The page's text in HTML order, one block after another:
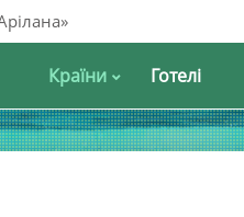
Країни Готелі